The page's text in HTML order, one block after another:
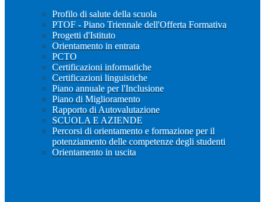
Profilo di salute della scuola
PTOF - Piano Triennale dell'Offerta Formativa
Progetti d'Istituto
Orientamento in entrata
PCTO
Certificazioni informatiche
Certificazioni linguistiche
Piano annuale per l'Inclusione
Piano di Miglioramento
Rapporto di Autovalutazione
SCUOLA E AZIENDE
Percorsi di orientamento e formazione per il
potenziamento delle competenze degli studenti
Orientamento in uscita